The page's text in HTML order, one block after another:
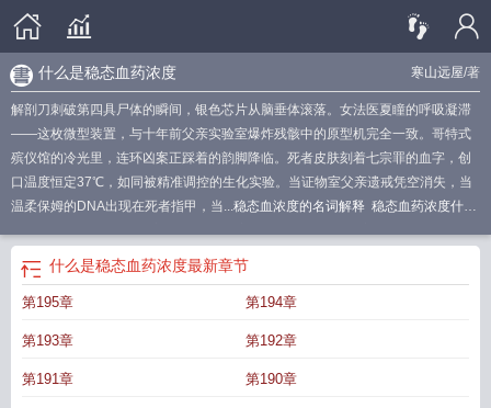
寒山远屋/著
什么是稳态血药浓度
解剖刀刺破第四具尸体的瞬间，银色芯片从脑垂体滚落。女法医夏瞳的呼吸凝滞
——这枚微型装置，与十年前父亲实验室爆炸残骸中的原型机完全一致。哥特式
殡仪馆的冷光里，连环凶案正踩着的韵脚降临。死者皮肤刻着七宗罪的血字，创
口温度恒定37℃，如同被精准调控的生化实验。当证物室父亲遗戒凭空消失，当
温柔保姆的DNA出现在死者指甲，当...稳态血浓度的名词解释 稳态血药浓度什么
度的定义及意义
稳态血药浓度是什么意思
度有治疗作用吗
床意义是什么?
稳态血药浓度公式中的k0是什么稳态血药浓度名词解释药理
么稳态血浆浓度名词解释药理学 稳态血药浓度计算公式
什么?稳态血药浓度临床意义 稳态血浆浓度的意义
什么是稳态血药浓度最新章节
第195章 第194章
第193章 第192章
第191章 第190章